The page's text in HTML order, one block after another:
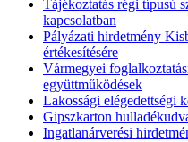
Tájékoztatás régi típusú
kapcsolatban
Pályázati hirdetmény
értékesítésére
Vármegyei
együttműködések
Lakossági elégedettségi
Gipszkarton
Ingatlanárverési